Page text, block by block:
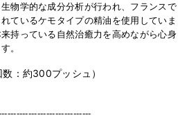
物学的な成分分析が行われ、フランスで
ているケモタイプの精油を使用していま
持っている自然治癒力を高めながら心身
。
：約300プッシュ）